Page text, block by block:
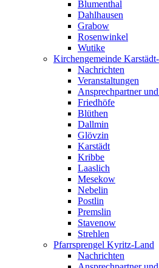
Blumenthal
Dahlhausen
Grabow
Rosenwinkel
Wutike
Kirchengemeinde
Nachrichten
Veranstaltungen
Ansprechpartner
Friedhöfe
Blüthen
Dallmin
Glövzin
Karstädt
Kribbe
Laaslich
Mesekow
Nebelin
Postlin
Premslin
Stavenow
Strehlen
Pfarrsprengel Kyritz-Land
Nachrichten